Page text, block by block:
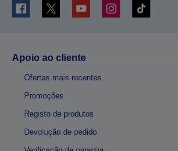
Apoio ao cliente
Ofertas mais recentes
Promoções
Registo de produtos
Devolução de pedido